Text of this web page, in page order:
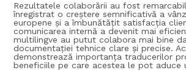
Rezultatele colaborării au fost
înregistrat o creștere semnificativă a
europene și a îmbunătățit satisfacția
comunicarea internă a devenit mai
multilingve au putut colabora mai bine
documentației tehnice clare și precise.
demonstrează importanța traducerilor
beneficiile pe care acestea le pot aduce